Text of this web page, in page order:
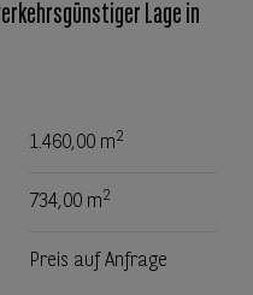
Lage in
1.460,00 m2
734,00 m2
Preis auf Anfrage